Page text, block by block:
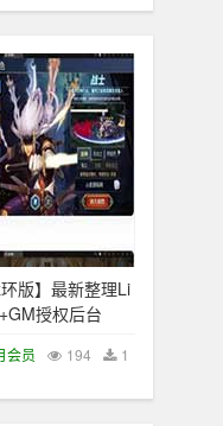
版】最新整理Li
授权后台
1
194
会员